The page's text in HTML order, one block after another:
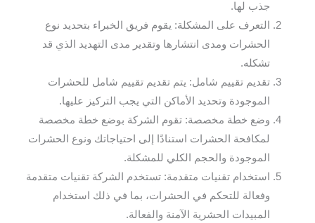
جذب لها.
التعرف على المشكلة: يقوم فريق الخبراء بتحديد نوع
الحشرات ومدى انتشارها وتقدير مدى التهديد الذي قد
تشكله.
تقديم تقييم شامل: يتم تقديم تقييم شامل للحشرات
الموجودة وتحديد الأماكن التي يجب التركيز عليها.
وضع خطة مخصصة: تقوم الشركة بوضع خطة مخصصة
لمكافحة الحشرات استنادًا إلى احتياجاتك ونوع الحشرات
الموجودة والحجم الكلي للمشكلة.
استخدام تقنيات متقدمة: تستخدم الشركة تقنيات متقدمة
وفعالة للتحكم في الحشرات، بما في ذلك استخدام
المبيدات الحشرية الآمنة والفعالة.